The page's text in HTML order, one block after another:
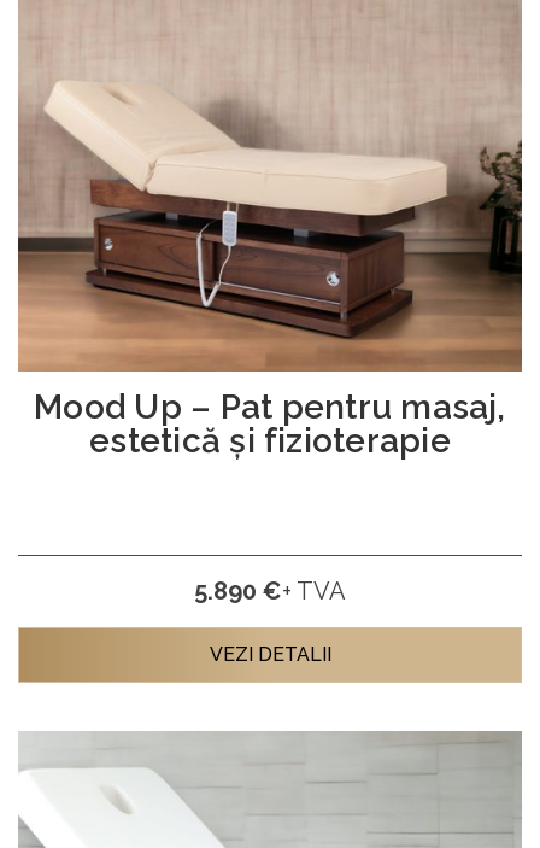
Mood Up – Pat pentru masaj,
estetică și fizioterapie
5.890 €+ TVA
VEZI DETALII